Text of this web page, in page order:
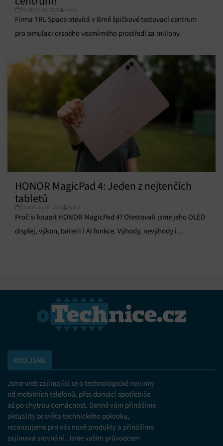
údajů, Propojení různých zařízení, Identifikace
zařízení na základě automaticky přenášených
informací.
zobrazování reklamy a obsahu, Ukládání a sdělování
voleb ochrany osobních údajů.
Vždy aktivní
Pátek 19. 06. 2026 Ivana
Firma TRL Space otevírá v Brně špičkové testovací centrum
pro simulaci drsného vesmírného prostředí za miliony.
HONOR MagicPad 4: Jeden z nejtenčích
tabletů
Čtvrtek 16. 07. 2026 Adéla
Proč si koupit HONOR MagicPad 4? Otestovali jsme jeho OLED
displej, výkon, baterii i AI funkce. Výhody, nevýhody i
KDO JSME
Jsme web zajímající se o technologické novinky
od mobilních telefonů, přes domácí spotřebiče
až po chytrou domácnost. Denně vám přinášíme
aktuality ze světa technického pokroku,
recenzujeme pro vás nové produkty a přinášíme
zajímavá srovnání. Jsme vaším průvodcem